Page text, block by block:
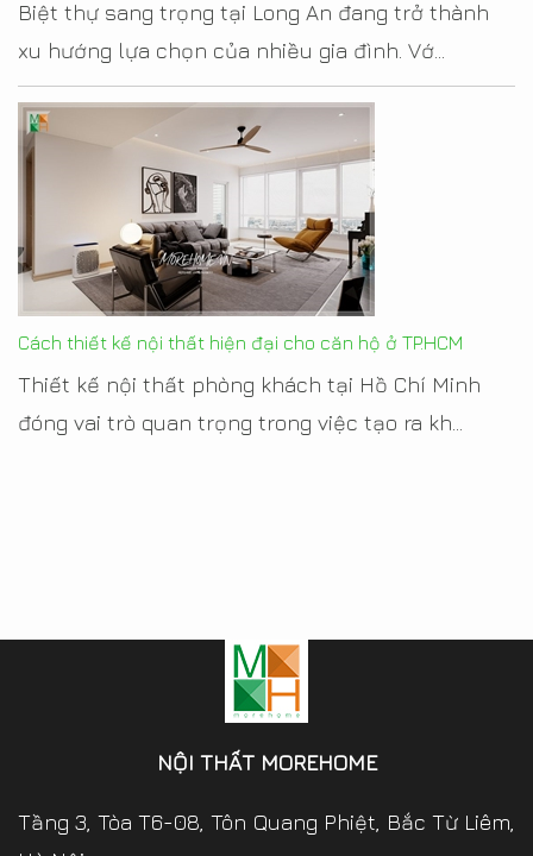
Biệt thự sang trọng tại Long An đang trở thành
xu hướng lựa chọn của nhiều gia đình. Vớ...
Cách thiết kế nội thất hiện đại cho căn hộ ở TP.HCM
Thiết kế nội thất phòng khách tại Hồ Chí Minh
đóng vai trò quan trọng trong việc tạo ra kh...
NỘI THẤT MOREHOME
Tầng 3, Tòa T6-08, Tôn Quang Phiệt, Bắc Từ Liêm,